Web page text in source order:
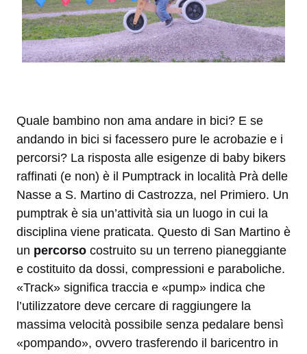
Quale bambino non ama andare in bici? E se
andando in bici si facessero pure le acrobazie e i
percorsi? La risposta alle esigenze di baby bikers
raffinati (e non) è il Pumptrack in località Prà delle
Nasse a S. Martino di Castrozza, nel Primiero. Un
pumptrak è sia un’attività sia un luogo in cui la
disciplina viene praticata. Questo di San Martino è
un percorso costruito su un terreno pianeggiante
e costituito da dossi, compressioni e paraboliche.
«Track» significa traccia e «pump» indica che
l’utilizzatore deve cercare di raggiungere la
massima velocità possibile senza pedalare bensì
«pompando», ovvero trasferendo il baricentro in